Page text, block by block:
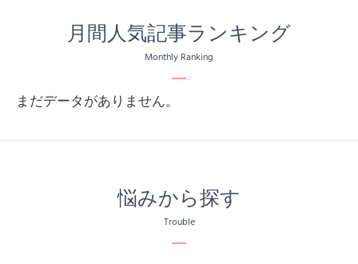
月間人気記事ランキング
Monthly Ranking
まだデータがありません。
悩みから探す
Trouble